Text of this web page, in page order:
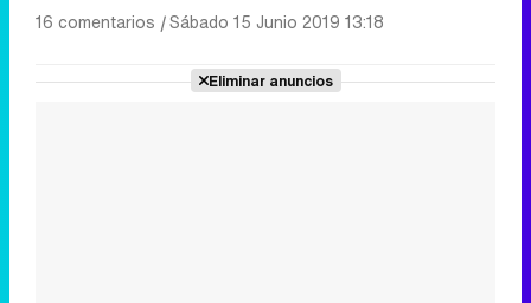
16 comentarios |Sábado 15 Junio 2019 13:18
Eliminar anuncios